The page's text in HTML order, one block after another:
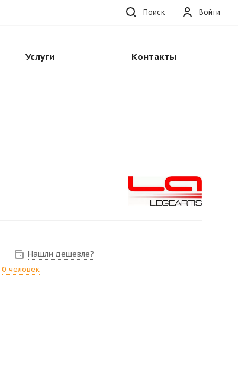
Войти
Поиск
Услуги Контакты
Нашли дешевле?
0 человек